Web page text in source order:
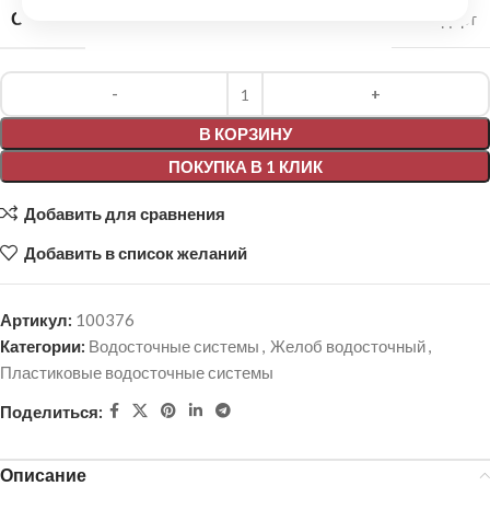
СЕРИЯ Стандарт
В КОРЗИНУ
ПОКУПКА В 1 КЛИК
Alternative:
Добавить для сравнения
Добавить в список желаний
Артикул: 100376
Категории: Водосточные системы , Желоб водосточный,
Пластиковые водосточные системы
Поделиться:
Описание